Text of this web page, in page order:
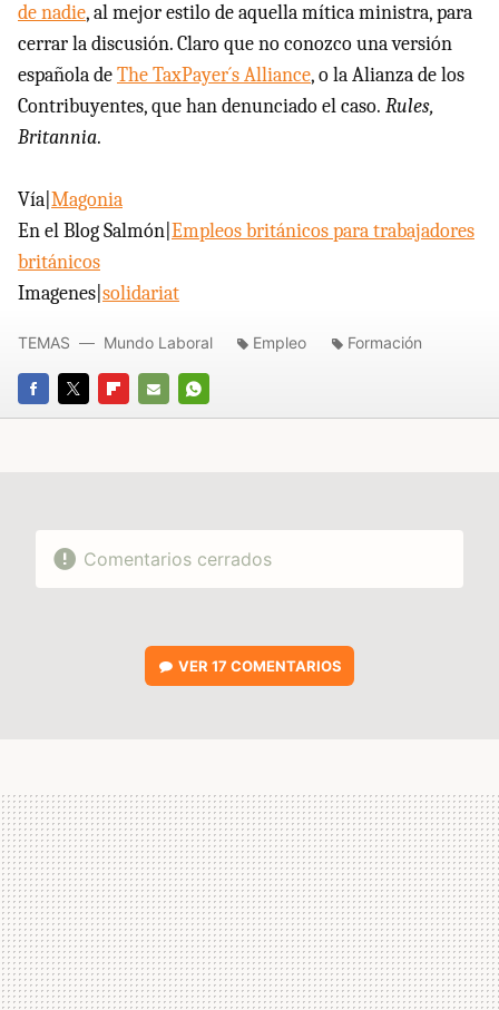
de nadie, al mejor estilo de aquella mítica ministra, para
cerrar la discusión. Claro que no conozco una versión
española deThe TaxPayer´s Alliance, o la Alianza de los
Contribuyentes, que han denunciado el caso. Rules,
Britannia.
Vía| Magonia
En el Blog Salmón| Empleos británicos para trabajadores
británicos
Imagenes| solidariat
FACEBOOK
TWITTERFLIPBOARD
E-
WHATSAPP
TEMAS Mundo Laboral Empleo Formación
Comentarios cerrados
VER17 COMENTARIOS